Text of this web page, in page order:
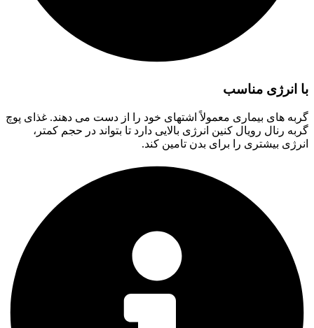
با انرژی مناسب
گربه های بیماری معمولاً اشتهای خود را از دست می دهند. غذای پوچ
گربه رنال رویال کنین انرژی بالایی دارد تا بتواند در حجم کمتر،
انرژی بیشتری را برای بدن تامین کند.